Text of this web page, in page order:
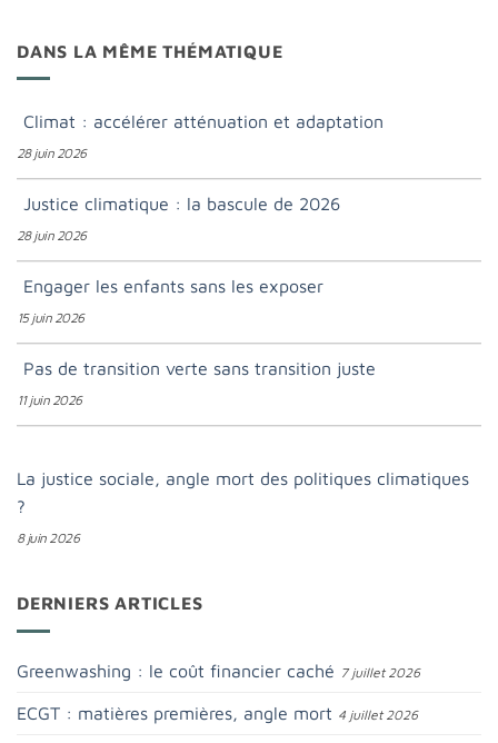
DANS LA MÊME THÉMATIQUE
Climat : accélérer atténuation et adaptation
28 juin 2026
Justice climatique : la bascule de 2026
28 juin 2026
Engager les enfants sans les exposer
15 juin 2026
Pas de transition verte sans transition juste
11 juin 2026
La justice sociale, angle mort des politiques climatiques
?
8 juin 2026
DERNIERS ARTICLES
Greenwashing : le coût financier caché 7 juillet 2026
ECGT : matières premières, angle mort 4 juillet 2026